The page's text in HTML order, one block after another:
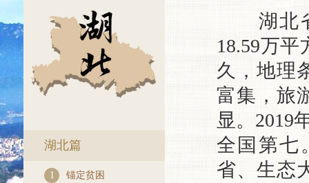
湖北篇
1 锚定贫困
湖北省
18.59万
久，地理
富集，旅
显。2019
全国第七
省、生态